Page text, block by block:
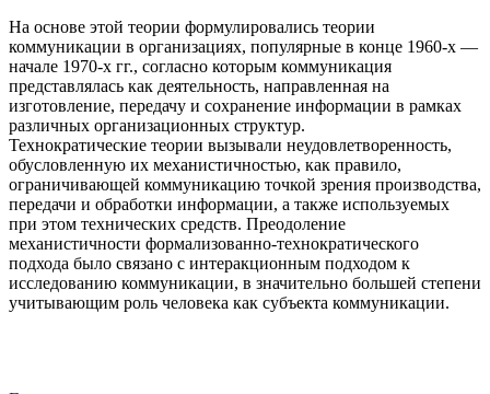
На основе этой теории формулировались теории
коммуникации в организациях, популярные в конце 1960-х —
начале 1970-х гг., согласно которым коммуникация
представлялась как деятельность, направленная на
изготовление, передачу и сохранение информации в рамках
различных организационных структур.
Технократические теории вызывали неудовлетворенность,
обусловленную их механистичностью, как правило,
ограничивающей коммуникацию точкой зрения производства,
передачи и обработки информации, а также используемых
при этом технических средств. Преодоление
механистичности формализованно-технократического
подхода было связано с интеракционным подходом к
исследованию коммуникации, в значительно большей степени
учитывающим роль человека как субъекта коммуникации.